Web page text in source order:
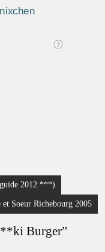
2012 ***)
Soeur Richebourg 2005
Burger”